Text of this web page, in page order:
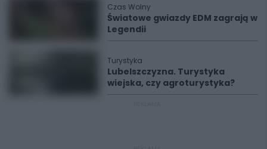
Czas Wolny
Światowe gwiazdy EDM zagrają w
Legendii
Turystyka
Lubelszczyzna. Turystyka
wiejska, czy agroturystyka?